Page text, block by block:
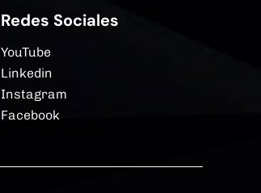
Redes Sociales
YouTube
Linkedin
Instagram
Facebook